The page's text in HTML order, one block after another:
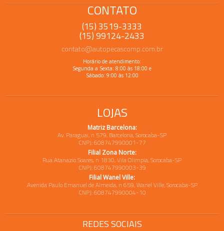
CONTATO
(15) 3519-3333
(15) 99124-2433
contato@autopecascomp.com.br
Horário de atendimento:
Segunda a Sexta: 8:00 às 18:00 e
Sábado: 9:00 às 12:00
LOJAS
Matriz Barcelona:
Av. Paraguai, n 579, Barcelona, Sorocaba-SP
CNPJ: 608747990001-77
Filial Zona Norte:
Rua Atanazio Soares, n 1830, Vila Olimpia, Sorocaba-SP
CNPJ: 608747990003-39
Filial Wanel Ville:
Avenida Paulo Emanuel de Almeida, n 659, Wanel Ville, Sorocaba-SP
CNPJ: 608747990004-10
REDES SOCIAIS